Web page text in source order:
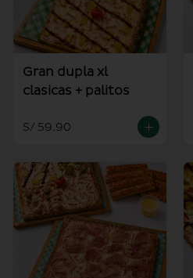
Gran dupla xl
clasicas + palitos
S/ 59.90